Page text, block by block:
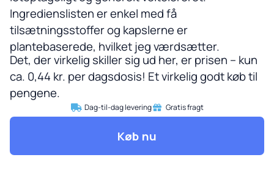
Ingredienslisten er enkel med få
tilsætningsstoffer og kapslerne er
plantebaserede, hvilket jeg værdsætter.
Det, der virkelig skiller sig ud her, er prisen – kun
ca. 0,44 kr. per dagsdosis! Et virkelig godt køb til
pengene.
Dag-til-dag levering Gratis fragt
Køb nu